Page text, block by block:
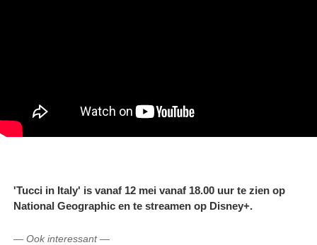
'Tucci in Italy' is vanaf 12 mei vanaf 18.00 uur te zien op
National Geographic en te streamen op Disney+.
— Ook interessant—